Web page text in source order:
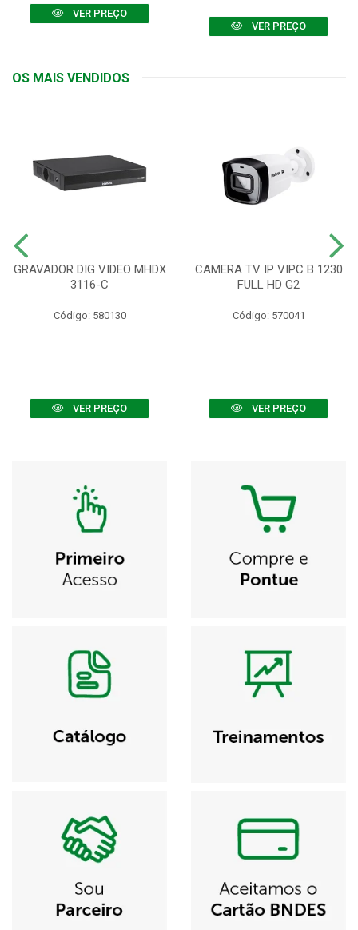
VER PREÇO
VER PREÇO
OS MAIS VENDIDOS
GRAVADOR DIG VIDEO MHDX
3116-C
Código: 580130
VER PREÇO
CAMERA TV IP VIPC B 1230
FULL HD G2
Código: 570041
VER PREÇO